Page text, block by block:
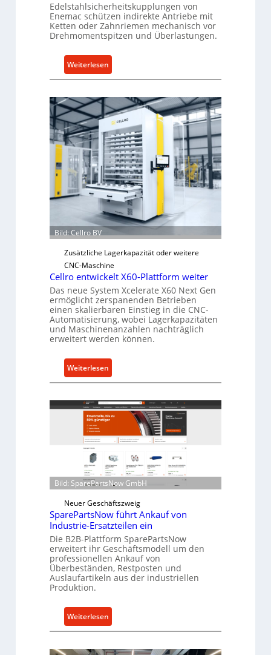
Edelstahlsicherheitskupplungen von
Enemac schützen indirekte Antriebe mit
Ketten oder Zahnriemen mechanisch vor
Drehmomentspitzen und Überlastungen.
Weiterlesen:
M
h
a
n
i
s
c
h
e
r
Ü
b
e
r
l
a
s
t
s
c
h
u
t
f
ü
r
i
n
d
i
k
t
e
A
n
e
e
Bild: Cellro BV
Zusätzliche Lagerkapazität oder weitere
CNC-Maschine
Cellro entwickelt X60-Plattform weiter
Das neue System Xcelerate X60 Next Gen
ermöglicht zerspanenden Betrieben
einen skalierbaren Einstieg in die CNC-
Automatisierung, wobei Lagerkapazitäten
und Maschinenanzahlen nachträglich
erweitert werden können.
Weiterlesen:
C
l
l
o
e
n
t
i
c
e
l
t
X
0
-
P
l
Bild: SparePartsNow GmbH
Neuer Geschäftszweig
SparePartsNow führt Ankauf von
Industrie-Ersatzteilen ein
Die B2B-Plattform SparePartsNow
erweitert ihr Geschäftsmodell um den
professionellen Ankauf von
Überbeständen, Restposten und
Auslaufartikeln aus der industriellen
Produktion.
Weiterlesen:
S